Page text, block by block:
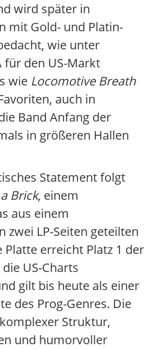
wird später in
mit Gold- und Platin-
wie unter
für den US-Markt
wie Locomotive Breath
auch in
Band Anfang der
in größeren Hallen
Statement folgt
Brick, einem
aus einem
zwei LP-Seiten geteilten
Platte erreicht Platz 1 der
US-Charts
gilt bis heute als einer
des Prog-Genres. Die
Struktur,
und humorvoller